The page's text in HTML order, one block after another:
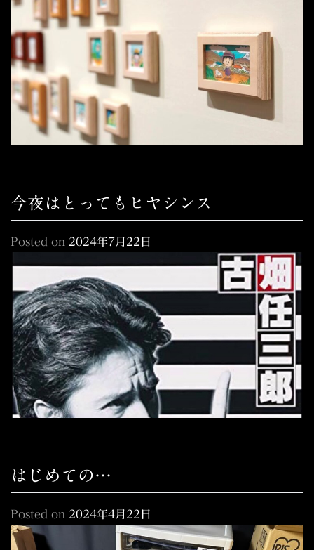
今夜はとってもヒヤシンス
Posted on 2024年7月22日
はじめての…
Posted on 2024年4月22日